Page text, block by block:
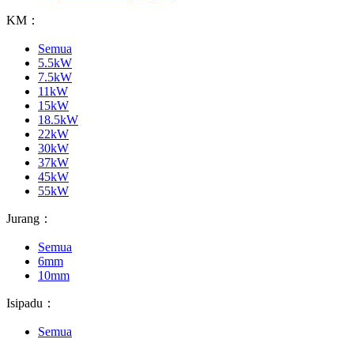
KM：
Semua
5.5kW
7.5kW
11kW
15kW
18.5kW
22kW
30kW
37kW
45kW
55kW
Jurang：
Semua
6mm
10mm
Isipadu：
Semua